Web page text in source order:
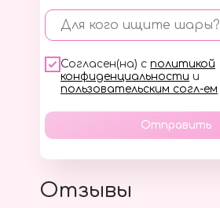
Для кого ищите шары?
Согласен(на) с политикой
конфиденциальности и
пользовательским согл-ем
Отправить
Отзывы